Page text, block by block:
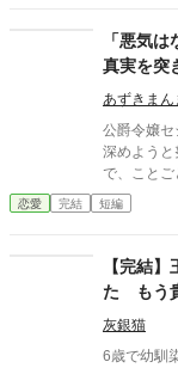
「悪気
真実を突
あずきまん
公爵令嬢
深めようと
で、こと
いた。セシ
しても、ジ
な対応に
国記念夜
貴族が見守
きつけ、身
へと追い
恋愛 完結 短編
【完結
た もう
灰銀猫
6歳で幼馴